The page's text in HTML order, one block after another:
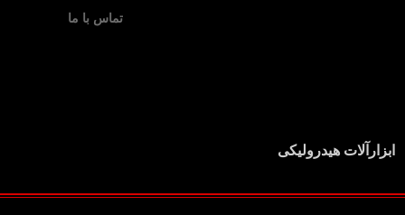
ابزارآلات هیدرولیکی
تماس با ما